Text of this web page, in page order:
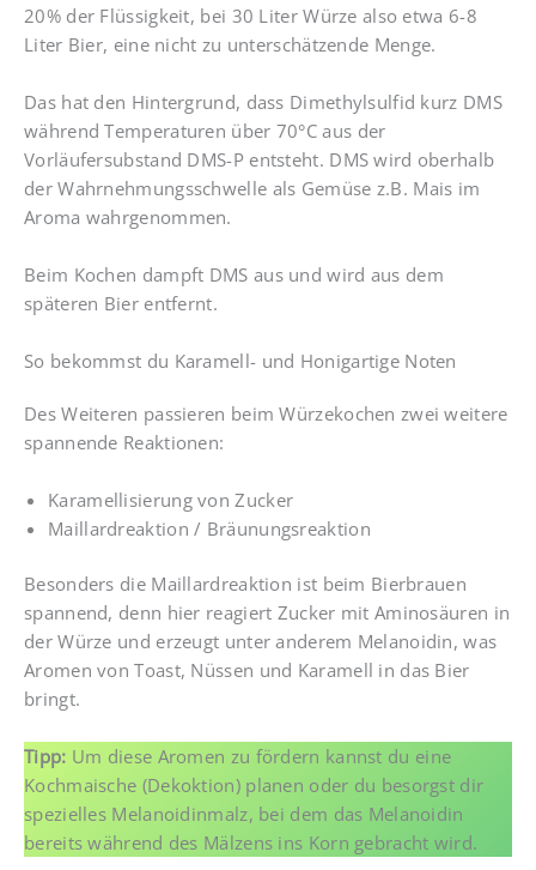
20% der Flüssigkeit, bei 30 Liter Würze also etwa 6-8
Liter Bier, eine nicht zu unterschätzende Menge.
Das hat den Hintergrund, dass Dimethylsulfid kurz DMS
während Temperaturen über 70°C aus der
Vorläufersubstand DMS-P entsteht. DMS wird oberhalb
der Wahrnehmungsschwelle als Gemüse z.B. Mais im
Aroma wahrgenommen.
Beim Kochen dampft DMS aus und wird aus dem
späteren Bier entfernt.
So bekommst du Karamell- und Honigartige Noten
Des Weiteren passieren beim Würzekochen zwei weitere
spannende Reaktionen:
Karamellisierung von Zucker
Maillardreaktion / Bräunungsreaktion
Besonders die Maillardreaktion ist beim Bierbrauen
spannend, denn hier reagiert Zucker mit Aminosäuren in
der Würze und erzeugt unter anderem Melanoidin, was
Aromen von Toast, Nüssen und Karamell in das Bier
bringt.
Tipp: Um diese Aromen zu fördern kannst du eine
Kochmaische (Dekoktion) planen oder du besorgst dir
spezielles Melanoidinmalz, bei dem das Melanoidin
bereits während des Mälzens ins Korn gebracht wird.